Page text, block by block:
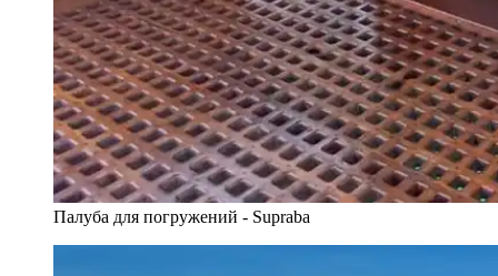
Палуба для погружений - Supraba